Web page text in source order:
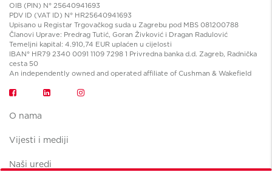
OIB (PIN) N° 25640941693
PDV ID (VAT ID) N° HR25640941693
Upisano u Registar Trgovačkog suda u Zagrebu pod MBS 081200788
Članovi Uprave: Predrag Tutić, Goran Živković i Dragan Radulović
Temeljni kapital: 4.910,74 EUR uplaćen u cijelosti
IBAN° HR79 2340 0091 1109 7298 1 Privredna banka d.d. Zagreb, Radnička
cesta 50
An independently owned and operated affiliate of Cushman & Wakefield
O nama
Vijesti i mediji
Naši uredi